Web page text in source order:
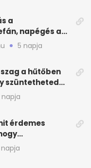
a
napégés a
most?
5 napja
a hűtőben
szüntetheted
napja
érdemes
tűnjön a lakás
napja